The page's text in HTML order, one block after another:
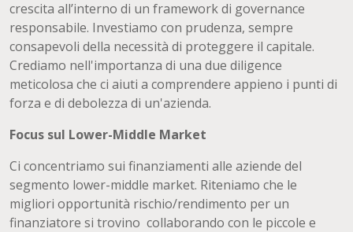
crescita all’interno di un framework di governance
responsabile. Investiamo con prudenza, sempre
consapevoli della necessità di proteggere il capitale.
Crediamo nell'importanza di una due diligence
meticolosa che ci aiuti a comprendere appieno i punti di
forza e di debolezza di un'azienda.
Focus sul Lower-Middle Market
Ci concentriamo sui finanziamenti alle aziende del
segmento lower-middle market. Riteniamo che le
migliori opportunità rischio/rendimento per un
finanziatore si trovino collaborando con le piccole e